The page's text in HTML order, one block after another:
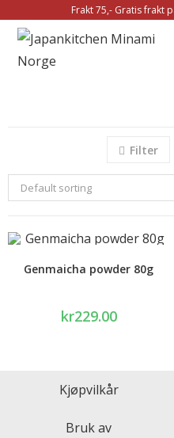
Frakt 75,- Gratis frakt
Filter
Default sorting
Genmaicha powder 80g
kr229.00
Kjøpvilkår
Bruk av